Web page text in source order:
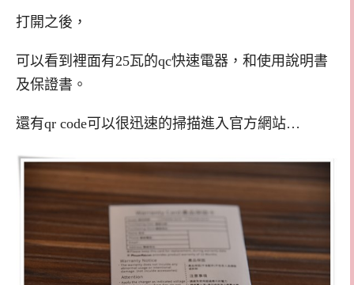
打開之後，
可以看到裡面有25瓦的qc快速電器，和使用說明書
及保證書。
還有qr code可以很迅速的掃描進入官方網站…